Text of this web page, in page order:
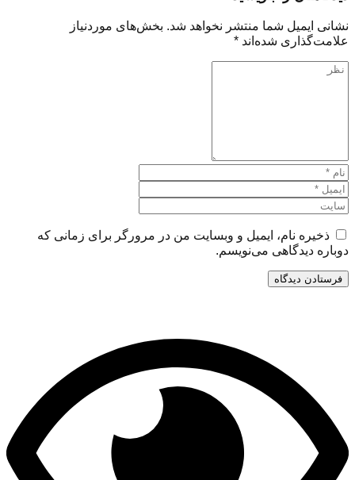
نشانی ایمیل شما منتشر نخواهد شد. بخش‌های موردنیاز
علامت‌گذاری شده‌اند *
ذخیره نام، ایمیل و وبسایت من در مرورگر برای زمانی که
دوباره دیدگاهی می‌نویسم.